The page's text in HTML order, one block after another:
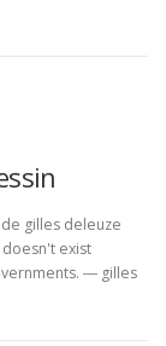
gilles deleuze
exist
― gilles